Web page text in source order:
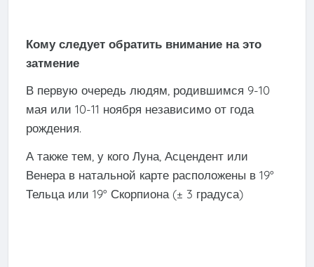
Кому следует обратить внимание на это
затмение
В первую очередь людям, родившимся 9-10
мая или 10-11 ноября независимо от года
рождения.
А также тем, у кого Луна, Асцендент или
Венера в натальной карте расположены в 19°
Тельца или 19° Скорпиона (± 3 градуса)